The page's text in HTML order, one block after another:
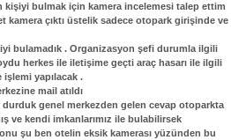
kişiyi bulmak için kamera incelemesi talep ettim
kamera çıktı üstelik sadece otopark girişinde ve
bulamadık . Organizasyon şefi durumla ilgili
herkes ile iletişime geçti araç hasarı ile ilgili
yapılacak .
mail atıldı
durduk genel merkezden gelen cevap otoparkta
ve kendi imkanlarımız ile bulabilirsek
şu ben otelin eksik kamerası yüzünden bu